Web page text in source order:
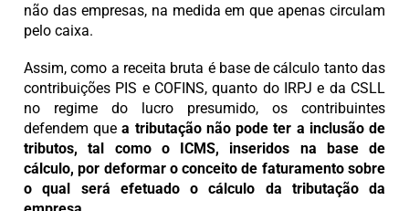
não das empresas, na medida em que apenas circulam
pelo caixa.
Assim, como a receita bruta é base de cálculo tanto das
contribuições PIS e COFINS, quanto do IRPJ e da CSLL
no regime do lucro presumido, os contribuintes
defendem quea tributação não pode ter a inclusão de
tributos, tal como o ICMS, inseridos na base de
cálculo, por deformar o conceito de faturamento sobre
o qual será efetuado o cálculo da tributação da